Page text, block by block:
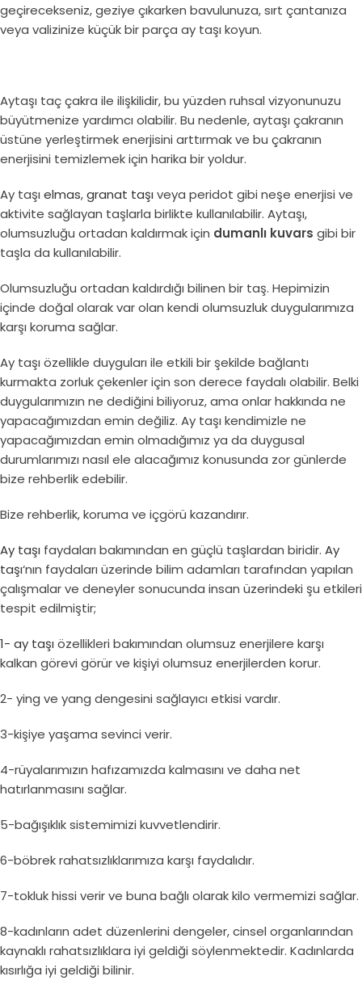
geçirecekseniz, geziye çıkarken bavulunuza, sırt çantanıza
veya valizinize küçük bir parça ay taşı koyun.
Aytaşı taç çakra ile ilişkilidir, bu yüzden ruhsal vizyonunuzu
büyütmenize yardımcı olabilir. Bu nedenle, aytaşı çakranın
üstüne yerleştirmek enerjisini arttırmak ve bu çakranın
enerjisini temizlemek için harika bir yoldur.
Ay taşı elmas,granat taşı veya peridot gibi neşe enerjisi ve
aktivite sağlayan taşlarla birlikte kullanılabilir. Aytaşı,
olumsuzluğu ortadan kaldırmak için dumanlı kuvars gibi bir
taşla da kullanılabilir.
Olumsuzluğu ortadan kaldırdığı bilinen bir taş. Hepimizin
içinde doğal olarak var olan kendi olumsuzluk duygularımıza
karşı koruma sağlar.
Ay taşı özellikle duyguları ile etkili bir şekilde bağlantı
kurmakta zorluk çekenler için son derece faydalı olabilir. Belki
duygularımızın ne dediğini biliyoruz, ama onlar hakkında ne
yapacağımızdan emin değiliz. Ay taşı kendimizle ne
yapacağımızdan emin olmadığımız ya da duygusal
durumlarımızı nasıl ele alacağımız konusunda zor günlerde
bize rehberlik edebilir.
Bize rehberlik, koruma ve içgörü kazandırır.
Ay taşı faydaları bakımından en güçlü taşlardan biridir. Ay
taşı‘nın faydaları üzerinde bilim adamları tarafından yapılan
çalışmalar ve deneyler sonucunda insan üzerindeki şu etkileri
tespit edilmiştir;
1- ay taşı özellikleri bakımından olumsuz enerjilere karşı
kalkan görevi görür ve kişiyi olumsuz enerjilerden korur.
2- ying ve yang dengesini sağlayıcı etkisi vardır.
3-kişiye yaşama sevinci verir.
4-rüyalarımızın hafızamızda kalmasını ve daha net
hatırlanmasını sağlar.
5-bağışıklık sistemimizi kuvvetlendirir.
6-böbrek rahatsızlıklarımıza karşı faydalıdır.
7-tokluk hissi verir ve buna bağlı olarak kilo vermemizi sağlar.
8-kadınların adet düzenlerini dengeler, cinsel organlarından
kaynaklı rahatsızlıklara iyi geldiği söylenmektedir. Kadınlarda
kısırlığa iyi geldiği bilinir.